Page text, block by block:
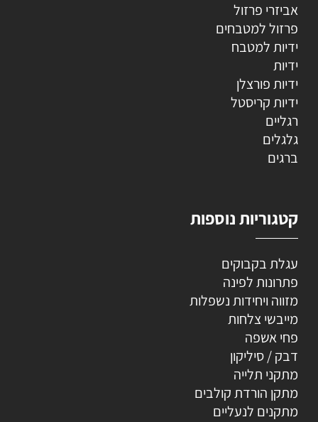
אביזרי פרזול
פרזול למטבחים
ידיות למטבח
ידיות
ידיות פורצלן
ידיות קריסטל
רגליים
גלגלים
ברגים
קטגוריות נוספות
עגלת בקבוקים
פתרונות לפינה
מזווה ויחידות נשפלות
מייבשי צלחות
פחי אשפה
דבק / סיליקון
מתקני תלייה
מתקן הורדת קולבים
מתקנים לנעליים